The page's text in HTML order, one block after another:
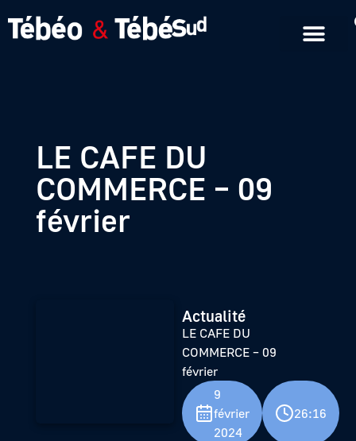
LE CAFE DU
COMMERCE – 09
février
Actualité
LE CAFE DU
COMMERCE – 09
février
9
février
2024
26:16